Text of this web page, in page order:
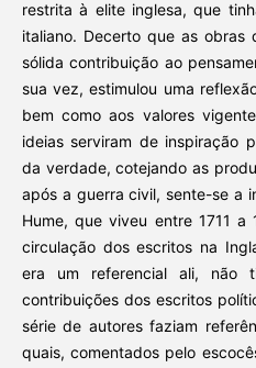
restrita à elite inglesa, que
italiano. Decerto que as obras
sólida contribuição ao
sua vez, estimulou uma
bem como aos valores
ideias serviram de inspiração
da verdade, cotejando as
após a guerra civil, sente-se a
Hume, que viveu entre 1711
circulação dos escritos na
era um referencial ali, não
contribuições dos escritos
série de autores faziam
quais, comentados pelo